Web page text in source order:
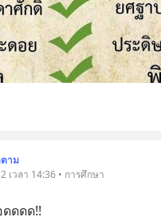
าม
เวลา 14:36 • การศึกษา
ดดด!!